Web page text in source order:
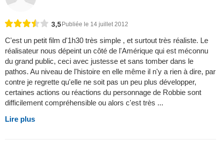
3,5Publiée le 14 juillet 2012
C'est un petit film d'1h30 très simple , et surtout très réaliste. Le
réalisateur nous dépeint un côté de l'Amérique qui est méconnu
du grand public, ceci avec justesse et sans tomber dans le
pathos. Au niveau de l'histoire en elle même il n'y a rien à dire, par
contre je regrette qu'elle ne soit pas un peu plus développer,
certaines actions ou réactions du personnage de Robbie sont
difficilement compréhensible ou alors c'est très ...
Lire plus